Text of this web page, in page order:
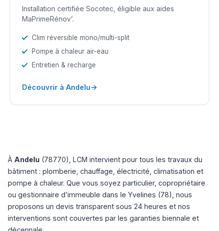
Installation certifiée Socotec, éligible aux aides
MaPrimeRénov’.
Clim réversible mono/multi-split
Pompe à chaleur air-eau
Entretien & recharge
Découvrir à Andelu→
À Andelu (78770), LCM intervient pour tous les travaux du
bâtiment : plomberie, chauffage, électricité, climatisation et
pompe à chaleur. Que vous soyez particulier, copropriétaire
ou gestionnaire d’immeuble dans le Yvelines (78), nous
proposons un devis transparent sous 24 heures et nos
interventions sont couvertes par les garanties biennale et